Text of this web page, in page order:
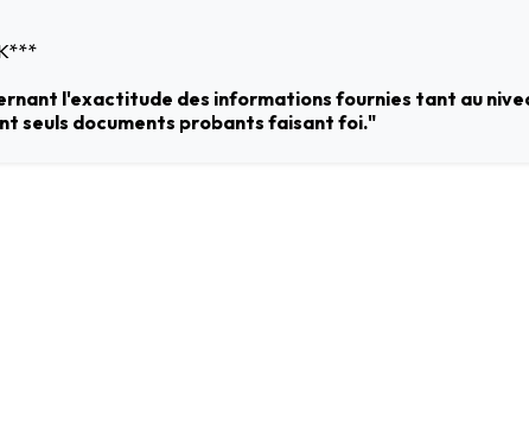
l'exactitude des informations fournies tant au
seuls documents probants faisant foi."